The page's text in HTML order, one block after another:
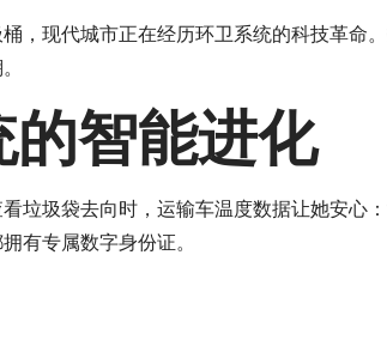
，现代城市正在经历环卫系统的科技革命
智能进化
垃圾袋去向时，运输车温度数据让她安心
有专属数字身份证。